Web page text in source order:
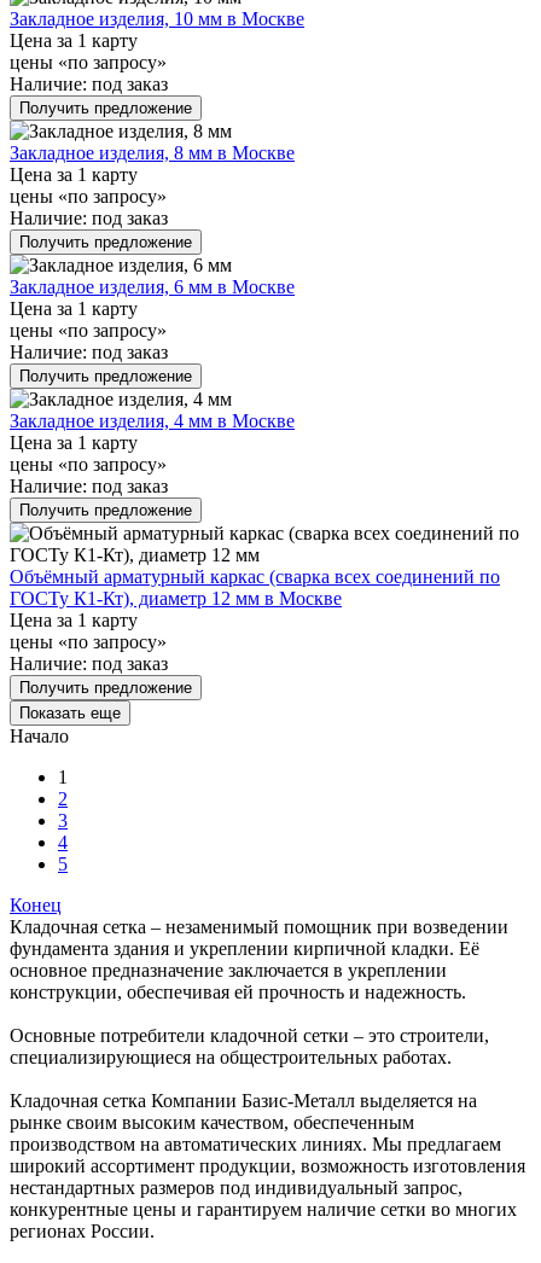
Закладное изделия, 10 мм в Москве
Цена за 1 карту
цены «по запросу»
Наличие: под заказ
Получить предложение
Закладное изделия, 8 мм в Москве
Цена за 1 карту
цены «по запросу»
Наличие: под заказ
Получить предложение
Закладное изделия, 6 мм в Москве
Цена за 1 карту
цены «по запросу»
Наличие: под заказ
Получить предложение
Закладное изделия, 4 мм в Москве
Цена за 1 карту
цены «по запросу»
Наличие: под заказ
Получить предложение
Объёмный арматурный каркас (сварка всех соединений по
ГОСТу К1-Кт), диаметр 12 мм в Москве
Цена за 1 карту
цены «по запросу»
Наличие: под заказ
Получить предложение
Показать еще
Начало
1
2
3
4
5
Конец
Кладочная сетка – незаменимый помощник при возведении
фундамента здания и укреплении кирпичной кладки. Её
основное предназначение заключается в укреплении
конструкции, обеспечивая ей прочность и надежность.
Основные потребители кладочной сетки – это строители,
специализирующиеся на общестроительных работах.
Кладочная сетка Компании Базис-Металл выделяется на
рынке своим высоким качеством, обеспеченным
производством на автоматических линиях. Мы предлагаем
широкий ассортимент продукции, возможность изготовления
нестандартных размеров под индивидуальный запрос,
конкурентные цены и гарантируем наличие сетки во многих
регионах России.